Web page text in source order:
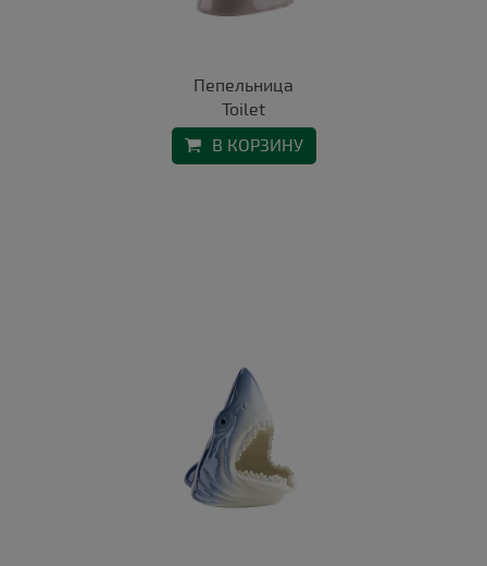
Пепельница
Toilet
В КОРЗИНУ